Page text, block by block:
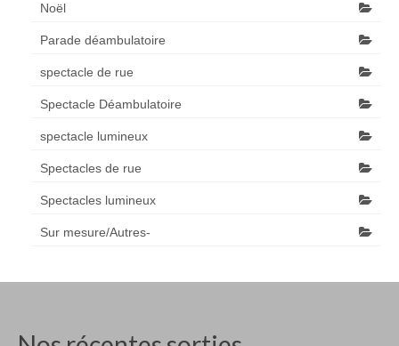
Noël
Parade déambulatoire
spectacle de rue
Spectacle Déambulatoire
spectacle lumineux
Spectacles de rue
Spectacles lumineux
Sur mesure/Autres-